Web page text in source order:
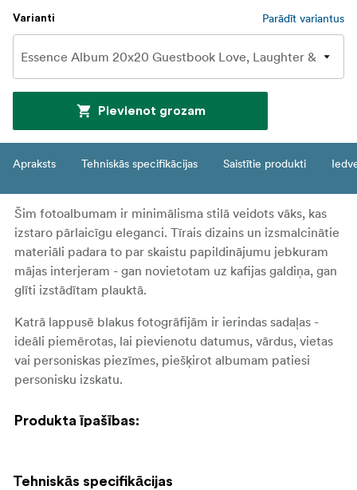
Varianti Parādīt variantus
Pievienot grozam
Apraksts Tehniskās specifikācijas Saistītie produkti
Šim fotoalbumam ir minimālisma stilā veidots vāks, kas
izstaro pārlaicīgu eleganci. Tīrais dizains un izsmalcinātie
materiāli padara to par skaistu papildinājumu jebkuram
mājas interjeram - gan novietotam uz kafijas galdiņa, gan
glīti izstādītam plauktā.
Katrā lappusē blakus fotogrāfijām ir ierindas sadaļas -
ideāli piemērotas, lai pievienotu datumus, vārdus, vietas
vai personiskas piezīmes, piešķirot albumam patiesi
personisku izskatu.
Produkta īpašības:
Vieto 300 fotogrāfijas (10x15 cm)
Tehniskās specifikācijas